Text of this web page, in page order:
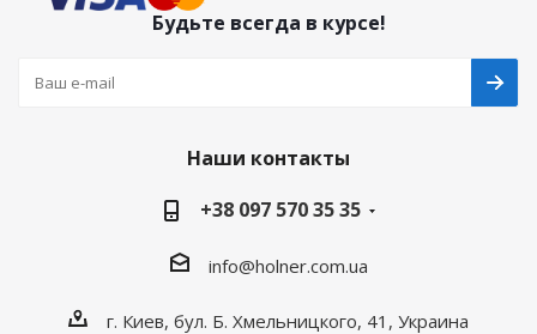
Будьте всегда в курсе!
Наши контакты
+38 097 570 35 35
info@holner.com.ua
г. Киев, бул. Б. Хмельницкого, 41, Украина